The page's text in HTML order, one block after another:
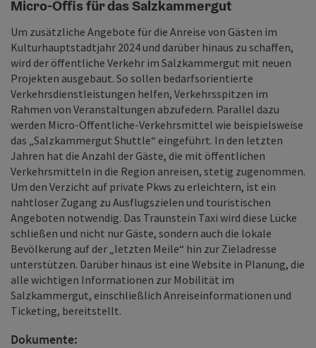
Micro-Öffis für das Salzkammergut
Um zusätzliche Angebote für die Anreise von Gästen im
Kulturhauptstadtjahr 2024 und darüber hinaus zu schaffen,
wird der öffentliche Verkehr im Salzkammergut mit neuen
Projekten ausgebaut. So sollen bedarfsorientierte
Verkehrsdienstleistungen helfen, Verkehrsspitzen im
Rahmen von Veranstaltungen abzufedern. Parallel dazu
werden Micro-Öffentliche-Verkehrsmittel wie beispielsweise
das „Salzkammergut Shuttle“ eingeführt. In den letzten
Jahren hat die Anzahl der Gäste, die mit öffentlichen
Verkehrsmitteln in die Region anreisen, stetig zugenommen.
Um den Verzicht auf private Pkws zu erleichtern, ist ein
nahtloser Zugang zu Ausflugszielen und touristischen
Angeboten notwendig. Das Traunstein Taxi wird diese Lücke
schließen und nicht nur Gäste, sondern auch die lokale
Bevölkerung auf der „letzten Meile“ hin zur Zieladresse
unterstützen. Darüber hinaus ist eine Website in Planung, die
alle wichtigen Informationen zur Mobilität im
Salzkammergut, einschließlich Anreiseinformationen und
Ticketing, bereitstellt.
Dokumente: